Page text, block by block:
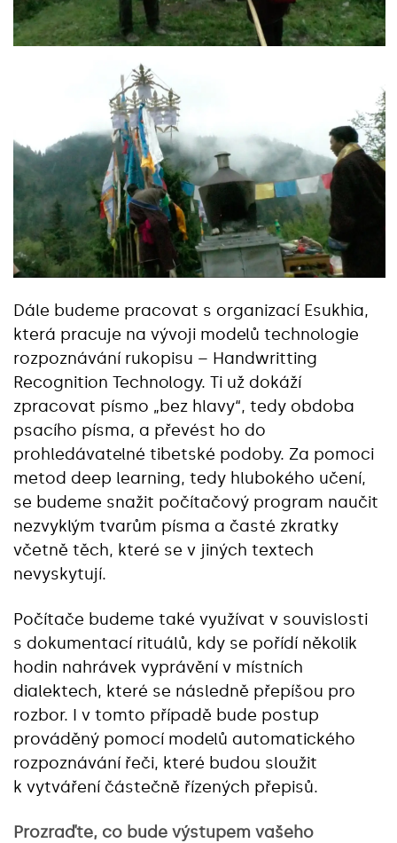
Dále budeme pracovat s organizací Esukhia,
která pracuje na vývoji modelů technologie
rozpoznávání rukopisu – Handwritting
Recognition Technology. Ti už dokáží
zpracovat písmo „bez hlavy“, tedy obdoba
psacího písma, a převést ho do
prohledávatelné tibetské podoby. Za pomoci
metod deep learning, tedy hlubokého učení,
se budeme snažit počítačový program naučit
nezvyklým tvarům písma a časté zkratky
včetně těch, které se v jiných textech
nevyskytují.
Počítače budeme také využívat v souvislosti
s dokumentací rituálů, kdy se pořídí několik
hodin nahrávek vyprávění v místních
dialektech, které se následně přepíšou pro
rozbor. I v tomto případě bude postup
prováděný pomocí modelů automatického
rozpoznávání řeči, které budou sloužit
k vytváření částečně řízených přepisů.
Prozraďte, co bude výstupem vašeho